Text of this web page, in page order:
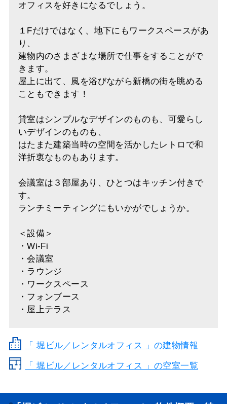
オフィスを好きになるでしょう。
１Fだけではなく、地下にもワークスペースがあ
り、
建物内のさまざまな場所で仕事をすることがで
きます。
屋上に出て、風を浴びながら新橋の街を眺める
こともできます！
貸室はシンプルなデザインのものも、可愛らし
いデザインのものも、
はたまた建築当時の空間を活かしたレトロで和
洋折衷なものもあります。
会議室は３部屋あり、ひとつはキッチン付きで
す。
ランチミーティングにもいかがでしょうか。
＜設備＞
・Wi-Fi
・会議室
・ラウンジ
・ワークスペース
・フォンブース
・屋上テラス
「堀ビル／レンタルオフィス 」の建物情報
「 堀ビル／レンタルオフィス 」の空室一覧